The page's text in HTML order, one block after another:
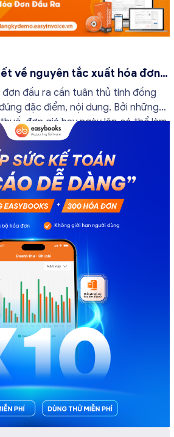
về nguyên tắc xuất hóa đơn
đầu ra cần tuân thủ tính đồng
đặc điểm, nội dung. Bởi những
đơn giá hay ngày lập có thể làm
quyết toán thuế của bạn. Kế
[…]